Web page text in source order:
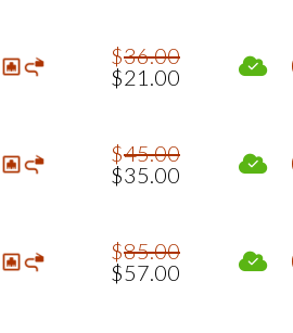
$36.00
$21 00
$45.00
$35 00
$85.00
$57 00